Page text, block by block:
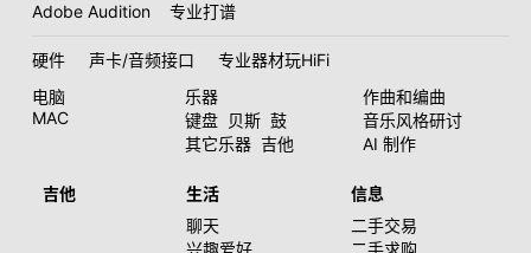
Adobe Audition
专业打谱
硬件 声卡/音频接口
专业器材玩HiFi
电脑
MAC
乐器
键盘 贝斯 鼓
其它乐器 吉他
作曲和编曲
音乐风格研讨
AI 制作
吉他
生活
聊天
信息
二手交易